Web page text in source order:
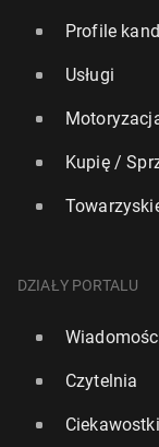
Profile
Usługi
Kupię /
DZIAŁY PORTALU
Czytelnia
Ciekawostki